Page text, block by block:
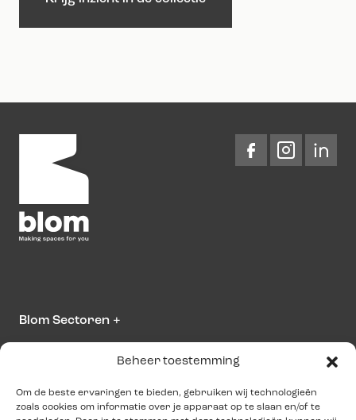
Beheer toestemming
Om de beste ervaringen te bieden, gebruiken wij technologieën
zoals cookies om informatie over je apparaat op te slaan en/of te
Blom Sectoren +